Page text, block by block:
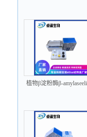
植物β淀粉酶β-